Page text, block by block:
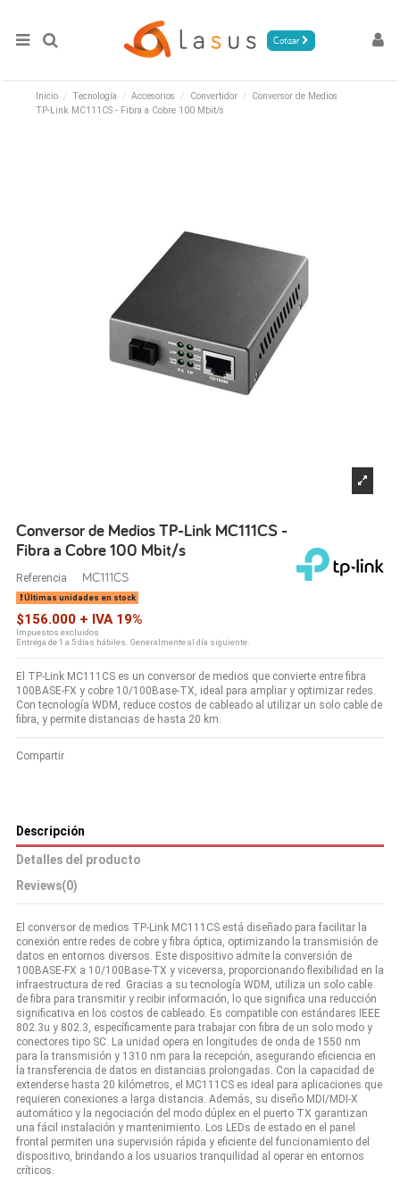
Cotizar
Inicio Tecnología Accesorios Convertidor
Conversor de Medios
TP-Link MC111CS - Fibra a Cobre 100 Mbit/s
Conversor de Medios TP-Link MC111CS -
Fibra a Cobre 100 Mbit/s
Referencia MC111CS
Últimas unidades en stock
$156.000 + IVA 19%
Impuestos excluidos
Entrega de 1 a 5 días hábiles. Generalmente al día siguiente.
El TP-Link MC111CS es un conversor de medios que convierte entre fibra
100BASE-FX y cobre 10/100Base-TX, ideal para ampliar y optimizar redes.
Con tecnología WDM, reduce costos de cableado al utilizar un solo cable de
fibra, y permite distancias de hasta 20 km.
Compartir
Descripción
Detalles del producto
Reviews(0)
El conversor de medios TP-Link MC111CS está diseñado para facilitar la
conexión entre redes de cobre y fibra óptica, optimizando la transmisión de
datos en entornos diversos. Este dispositivo admite la conversión de
100BASE-FX a 10/100Base-TX y viceversa, proporcionando flexibilidad en la
infraestructura de red. Gracias a su tecnología WDM, utiliza un solo cable
de fibra para transmitir y recibir información, lo que significa una reducción
significativa en los costos de cableado. Es compatible con estándares IEEE
802.3u y 802.3, específicamente para trabajar con fibra de un solo modo y
conectores tipo SC. La unidad opera en longitudes de onda de 1550 nm
para la transmisión y 1310 nm para la recepción, asegurando eficiencia en
la transferencia de datos en distancias prolongadas. Con la capacidad de
extenderse hasta 20 kilómetros, el MC111CS es ideal para aplicaciones que
requieren conexiones a larga distancia. Además, su diseño MDI/MDI-X
automático y la negociación del modo dúplex en el puerto TX garantizan
una fácil instalación y mantenimiento. Los LEDs de estado en el panel
frontal permiten una supervisión rápida y eficiente del funcionamiento del
dispositivo, brindando a los usuarios tranquilidad al operar en entornos
críticos.